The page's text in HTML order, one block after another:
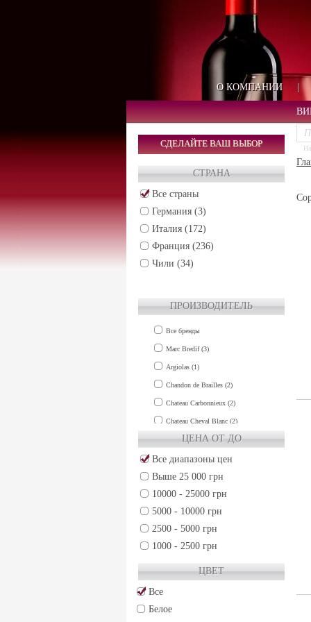
О КОМПАНИИ |
СДЕЛАЙТЕ ВАШ ВЫБОР
СТРАНА
Все страны
Германия (3)
Италия (172)
Франция (236)
Чили (34)
ПРОИЗВОДИТЕЛЬ
Все бренды
Marc Bredif (3)
Argiolas (1)
Chandon de Brailles (2)
Chateau Carbonnieux (2)
Chateau Cheval Blanc (2)
Chateau Clinet (1)
Chateau Cos d'Estournel (1)
Chateau de Fieuzal (1)
Chateau Grand-Puy-Lacoste (2)
Chateau Gruaud Larose (2)
Chateau Guiraud (1)
Chateau Haut-Brion (3)
ЦЕНА ОТ ДО
Все диапазоны цен
Выше 25 000 грн
10000 - 25000 грн
5000 - 10000 грн
2500 - 5000 грн
1000 - 2500 грн
250 - 500 грн
50 - 250 грн
ЦВЕТ
Все
Белое